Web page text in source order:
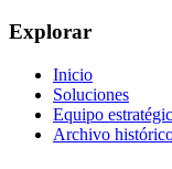
Explorar
Inicio
Soluciones
Equipo
Archivo